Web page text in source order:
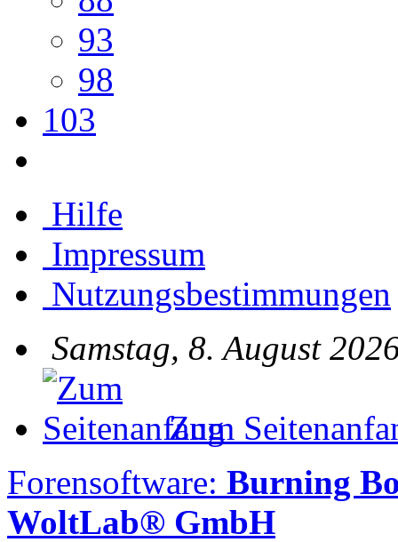
93
98
103
Hilfe
Impressum
Nutzungsbestimmungen
Samstag, 8. August
Zum
Forensoftware: Burning
WoltLab® GmbH